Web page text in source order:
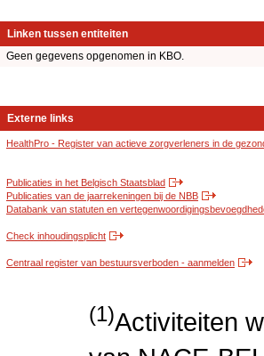
Linken tussen entiteiten
Geen gegevens opgenomen in KBO.
Externe links
HealthPro - Register van actieve zorgverleners in de
Publicaties in het Belgisch Staatsblad
Publicaties van de jaarrekeningen bij de NBB
Databank van statuten en
Check inhoudingsplicht
Centraal register van bestuursverboden - aanmelden
(1)Activiteiten